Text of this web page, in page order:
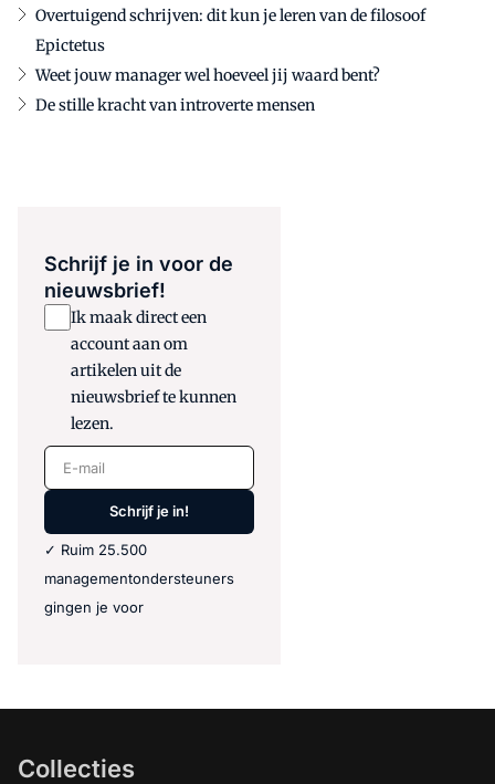
Overtuigend schrijven: dit kun je leren van de filosoof
Epictetus
Weet jouw manager wel hoeveel jij waard bent?
De stille kracht van introverte mensen
Schrijf je in voor de
nieuwsbrief!
Ik maak direct een
account aan om
artikelen uit de
nieuwsbrief te kunnen
lezen.
E-mail
Schrijf je in!
✓ Ruim 25.500
managementondersteuners
gingen je voor
Collecties